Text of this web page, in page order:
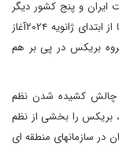
ایران و پنج کشور دیگر
اعلام کردند تا بدین ترتیب فرایند عضویت این کشورها از ابتدای ژانویه ۲۰۲۴آغاز
بریکس در پی بر هم
چالش کشیده شدن نظم
بریکس را بخشی از نظم
در سازمانهای منطقه ای